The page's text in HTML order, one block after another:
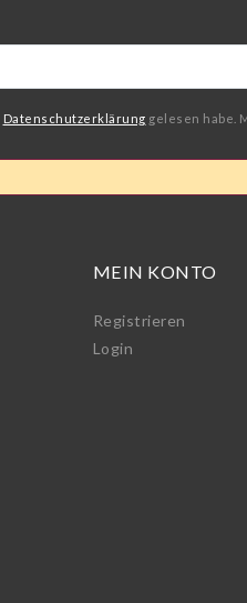
Daten­schutz­erklärung gelesen habe.
MEIN KONTO
Registrieren
Login